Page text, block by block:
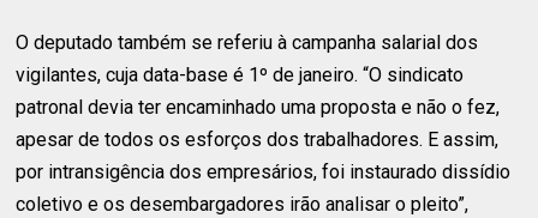
O deputado também se referiu à campanha salarial dos
vigilantes, cuja data-base é 1º de janeiro. “O sindicato
patronal devia ter encaminhado uma proposta e não o fez,
apesar de todos os esforços dos trabalhadores. E assim,
por intransigência dos empresários, foi instaurado dissídio
coletivo e os desembargadores irão analisar o pleito”,